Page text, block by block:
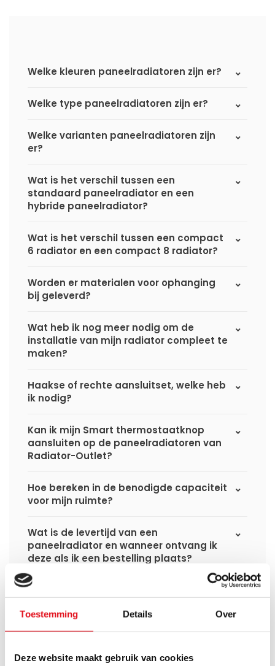
Toestemming Details Over
Deze website maakt gebruik van cookies
Welke kleuren paneelradiatoren zijn er?
Welke type paneelradiatoren zijn er?
Welke varianten paneelradiatoren zijn
er?
Wat is het verschil tussen een
standaard paneelradiator en een
hybride paneelradiator?
Wat is het verschil tussen een compact
6 radiator en een compact 8 radiator?
Worden er materialen voor ophanging
bij geleverd?
Wat heb ik nog meer nodig om de
installatie van mijn radiator compleet te
maken?
Haakse of rechte aansluitset, welke heb
ik nodig?
Kan ik mijn Smart thermostaatknop
aansluiten op de paneelradiatoren van
Radiator-Outlet?
Hoe bereken in de benodigde capaciteit
voor mijn ruimte?
Wat is de levertijd van een
paneelradiator en wanneer ontvang ik
deze als ik een bestelling plaats?
Ik heb een (hybride) warmtepomp
gebruiken uit de website?
toepassen in combinatie met